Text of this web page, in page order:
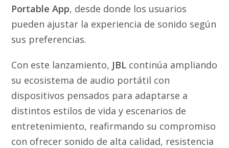
Portable App, desde donde los usuarios
pueden ajustar la experiencia de sonido según
sus preferencias.
Con este lanzamiento, JBL continúa ampliando
su ecosistema de audio portátil con
dispositivos pensados para adaptarse a
distintos estilos de vida y escenarios de
entretenimiento, reafirmando su compromiso
con ofrecer sonido de alta calidad, resistencia